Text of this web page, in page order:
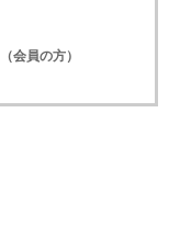
（会員の方）